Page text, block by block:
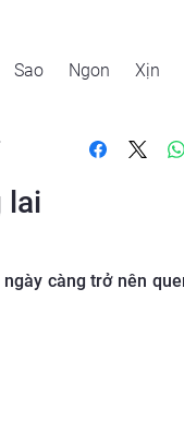
Sao Ngon Xịn
lai
càng trở nên